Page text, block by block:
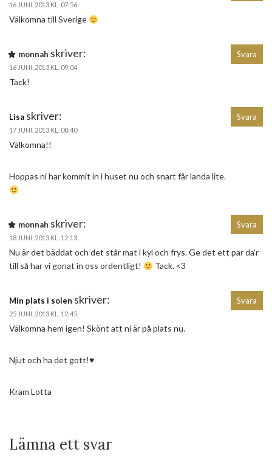
16 JUNI, 2013 KL. 07:56
Välkomna till Sverige
monnah skriver:
16 JUNI, 2013 KL. 09:04
Tack!
Svara
Lisa skriver:
17 JUNI, 2013 KL. 08:40
Välkomna!!
Hoppas ni har kommit in i huset nu och snart får landa lite.
Svara
monnah skriver:
18 JUNI, 2013 KL. 12:13
Nu är det bäddat och det står mat i kyl och frys. Ge det ett par da’r
till så har vi gonat in oss ordentligt!
Tack. <3
Svara
Min plats i solen skriver:
25 JUNI, 2013 KL. 12:45
Välkomna hem igen! Skönt att ni är på plats nu.
Njut och ha det gott!♥
Kram Lotta
Svara
Lämna ett svar